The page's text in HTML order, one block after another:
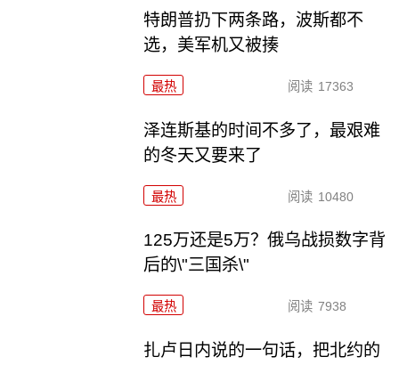
特朗普扔下两条路，波斯都不
选，美军机又被揍
最热 阅读 17363
泽连斯基的时间不多了，最艰难
的冬天又要来了
最热 阅读 10480
125万还是5万？俄乌战损数字背
后的\"三国杀\"
最热 阅读 7938
扎卢日内说的一句话，把北约的